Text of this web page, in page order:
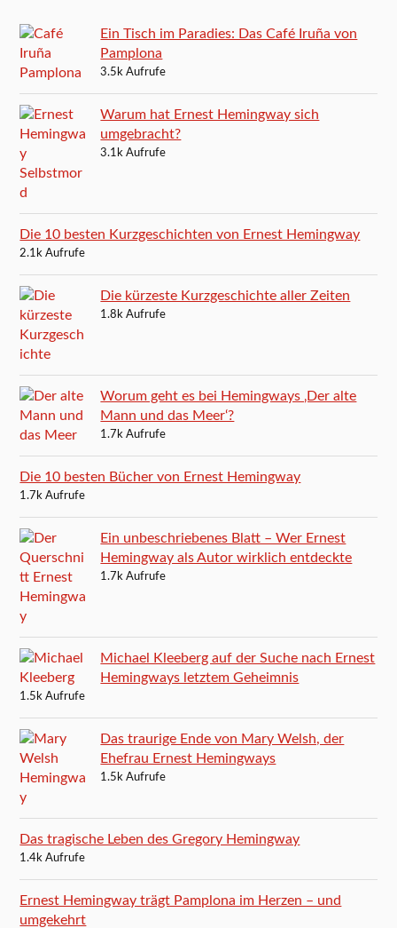
Ein Tisch im Paradies: Das Café Iruña von
Pamplona
3.5k Aufrufe
Warum hat Ernest Hemingway sich
umgebracht?
3.1k Aufrufe
Die 10 besten Kurzgeschichten von Ernest Hemingway
2.1k Aufrufe
Die kürzeste Kurzgeschichte aller Zeiten
1.8k Aufrufe
Worum geht es bei Hemingways ‚Der alte
Mann und das Meer‘?
1.7k Aufrufe
Die 10 besten Bücher von Ernest Hemingway
1.7k Aufrufe
Ein unbeschriebenes Blatt – Wer Ernest
Hemingway als Autor wirklich entdeckte
1.7k Aufrufe
Michael Kleeberg auf der Suche nach Ernest
Hemingways letztem Geheimnis
1.5k Aufrufe
Das traurige Ende von Mary Welsh, der
Ehefrau Ernest Hemingways
1.5k Aufrufe
Das tragische Leben des Gregory Hemingway
1.4k Aufrufe
Ernest Hemingway trägt Pamplona im Herzen – und
umgekehrt